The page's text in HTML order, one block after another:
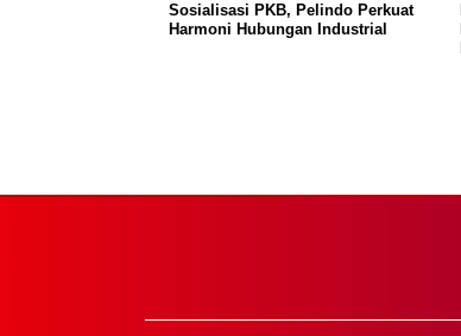
Sosialisasi PKB, Pelindo Perkuat
Harmoni Hubungan Industrial